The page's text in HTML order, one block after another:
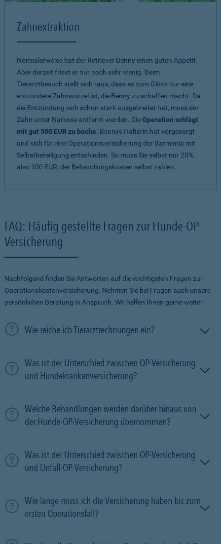
Zahnextraktion
Normalerweise hat der Retriever Benny einen guten Appetit.
Aber derzeit frisst er nur noch sehr wenig. Beim
Tierarztbesuch stellt sich raus, dass es zum Glück nur eine
entzündete Zahnwurzel ist, die Benny zu schaffen macht. Da
die Entzündung sich schon stark ausgebreitet hat, muss der
Zahn unter Narkose entfernt werden. DieOperation schlägt
mit gut 500 EUR zu buche. Bennys Halterin hat vorgesorgt
und sich für eine Operationsversicherung der Barmenia mit
Selbstbeteiligung entschieden. So muss Sie selbst nur 20%,
also 100 EUR, der Behandlungskosten selbst zahlen.
FAQ: Häufig gestellte Fragen zur Hunde-OP-
Versicherung
Nachfolgend finden Sie Antworten auf die wichtigsten Fragen zur
Operationskostenversicherung. Nehmen Sie bei Fragen auch unsere
persönlichen Beratung in Anspruch. Wir helfen Ihnen gerne weiter.
Wie reiche ich Tierarztrechnungen ein?
Was ist der Unterschied zwischen OP-Versicherung
und Hundekrankenversicherung?
Welche Behandlungen werden darüber hinaus von
der Hunde-OP-Versicherung übernommen?
Was ist der Unterschied zwischen OP-Versicherung
und Unfall-OP-Versicherung?
Wie lange muss ich die Versicherung haben bis zum
ersten Operationsfall?